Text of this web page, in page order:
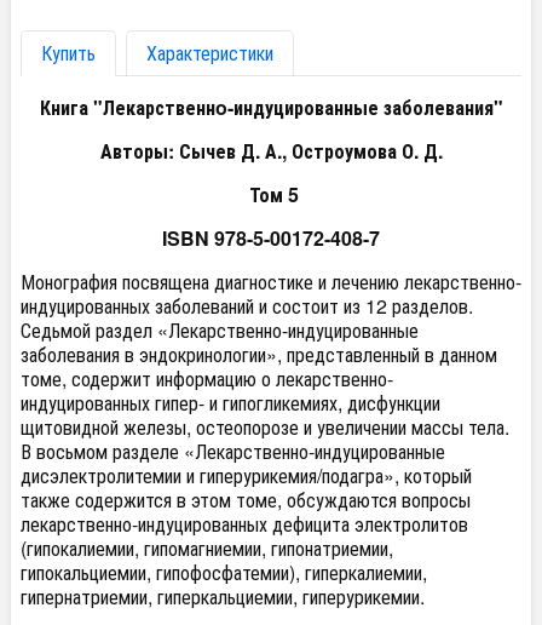
Купить
Характеристики
Книга "Лекарственнo-индуцированные заболевания"
Авторы: Сычев Д. А., Остроумова О. Д.
Том 5
ISBN 978-5-00172-408-7
Монография посвящена диагностике и лечению лекарственно-
индуцированных заболеваний и состоит из 12 разделов.
Седьмой раздел «Лекарственно-индуцированные
заболевания в эндокринологии», представленный в данном
томе, содержит информацию о лекарственно-
индуцированных гипер- и гипогликемиях, дисфункции
щитовидной железы, остеопорозе и увеличении массы тела.
В восьмом разделе «Лекарственно-индуцированные
дисэлектролитемии и гиперурикемия/подагра», который
также содержится в этом томе, обсуждаются вопросы
лекарственно-индуцированных дефицита электролитов
(гипокалиемии, гипомагниемии, гипонатриемии,
гипокальциемии, гипофосфатемии), гиперкалиемии,
гипернатриемии, гиперкальциемии, гиперурикемии.